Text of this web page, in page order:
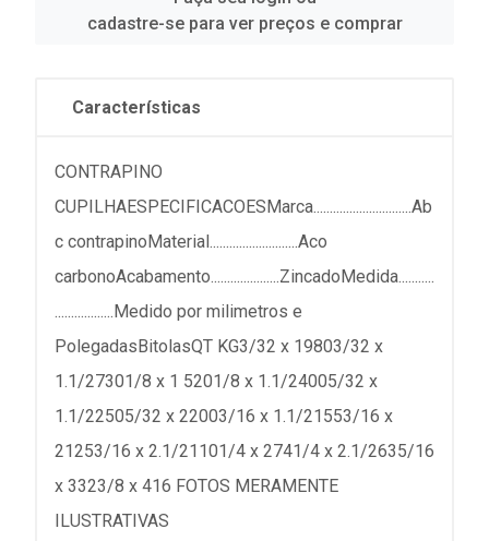
cadastre-se para ver preços e comprar
Características
CONTRAPINO
CUPILHAESPECIFICACOESMarca..............................Ab
c contrapinoMaterial...........................Aco
carbonoAcabamento.....................ZincadoMedida...........
..................Medido por milimetros e
PolegadasBitolasQT KG3/32 x 19803/32 x
1.1/27301/8 x 1 5201/8 x 1.1/24005/32 x
1.1/22505/32 x 22003/16 x 1.1/21553/16 x
21253/16 x 2.1/21101/4 x 2741/4 x 2.1/2635/16
x 3323/8 x 416 FOTOS MERAMENTE
ILUSTRATIVAS